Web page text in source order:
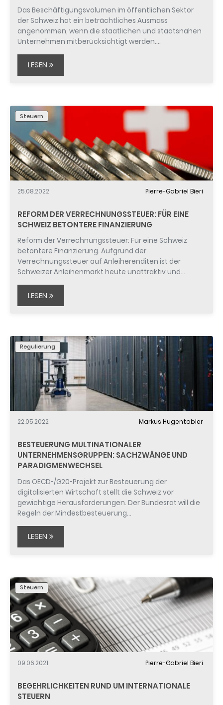
Das Beschäftigungsvolumen im öffentlichen Sektor
der Schweiz hat ein beträchtliches Ausmass
angenommen, wenn die staatlichen und staatsnahen
Unternehmen mitberücksichtigt werden.…
LESEN
Steuern
25.08.2022 Pierre-Gabriel Bieri
REFORM DER VERRECHNUNGSSTEUER: FÜR EINE
SCHWEIZ BETONTERE FINANZIERUNG
Reform der Verrechnungssteuer: Für eine Schweiz
betontere Finanzierung. Aufgrund der
Verrechnungssteuer auf Anleiherenditen ist der
Schweizer Anleihenmarkt heute unattraktiv und…
LESEN
Regulierung
22.05.2022 Markus Hugentobler
BESTEUERUNG MULTINATIONALER
UNTERNEHMENSGRUPPEN: SACHZWÄNGE UND
PARADIGMENWECHSEL
Das OECD-/G20-Projekt zur Besteuerung der
digitalisierten Wirtschaft stellt die Schweiz vor
gewichtige Herausforderungen. Der Bundesrat will die
Regeln der Mindestbesteuerung…
LESEN
Steuern
09.06.2021 Pierre-Gabriel Bieri
BEGEHRLICHKEITEN RUND UM INTERNATIONALE
STEUERN